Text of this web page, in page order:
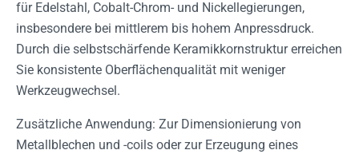
für Edelstahl, Cobalt-Chrom- und Nickellegierungen,
insbesondere bei mittlerem bis hohem Anpressdruck.
Durch die selbstschärfende Keramikkornstruktur erreichen
Sie konsistente Oberflächenqualität mit weniger
Werkzeugwechsel.
Zusätzliche Anwendung: Zur Dimensionierung von
Metallblechen und -coils oder zur Erzeugung eines